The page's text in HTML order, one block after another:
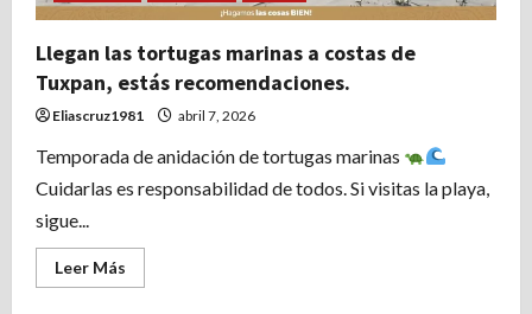
Llegan las tortugas marinas a costas de
Tuxpan, estás recomendaciones.
Eliascruz1981 abril 7, 2026
Temporada de anidación de tortugas marinas
Cuidarlas es responsabilidad de todos. Si visitas la playa,
sigue...
Leer Más
más